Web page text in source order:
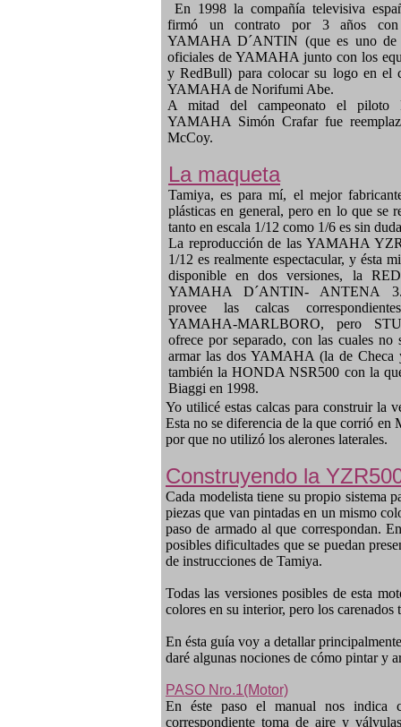
En 1998 la compañía televisiva
firmó un contrato por 3 años con
YAMAHA D´ANTIN (que es uno de
oficiales de YAMAHA junto con los
y RedBull) para colocar su logo en el
YAMAHA de Norifumi Abe.
A mitad del campeonato el
YAMAHA Simón Crafar fue
McCoy.
La maqueta
Tamiya, es para mí, el mejor
plásticas en general, pero en lo que se
tanto en escala 1/12 como 1/6 es sin
La reproducción de las YAMAHA
1/12 es realmente espectacular, y ésta
disponible en dos versiones, la
YAMAHA D´ANTIN- ANTENA
provee las calcas
YAMAHA-MARLBORO, pero
ofrece por separado, con las cuales no
armar las dos YAMAHA (la de Checa
también la HONDA NSR500 con la
Biaggi en 1998.
Yo utilicé estas calcas para construir la
Esta no se diferencia de la que corrió en
por que no utilizó los alerones laterales.
Construyendo la
Cada modelista tiene su propio sistema
piezas que van pintadas en un mismo
paso de armado al que correspondan.
posibles dificultades que se puedan
de instrucciones de Tamiya.
Todas las versiones posibles de esta
colores en su interior, pero los
En ésta guía voy a detallar
daré algunas nociones de cómo pintar y
PASO Nro.1(Motor)
En éste paso el manual nos
correspondiente toma de aire y